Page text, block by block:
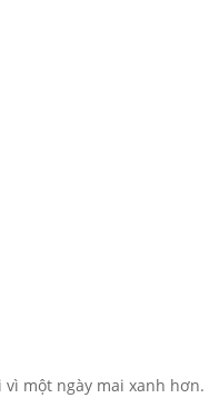
một ngày mai xanh hơn.